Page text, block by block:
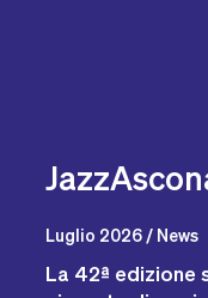
Luglio 2026 / News
La 42ª edizione